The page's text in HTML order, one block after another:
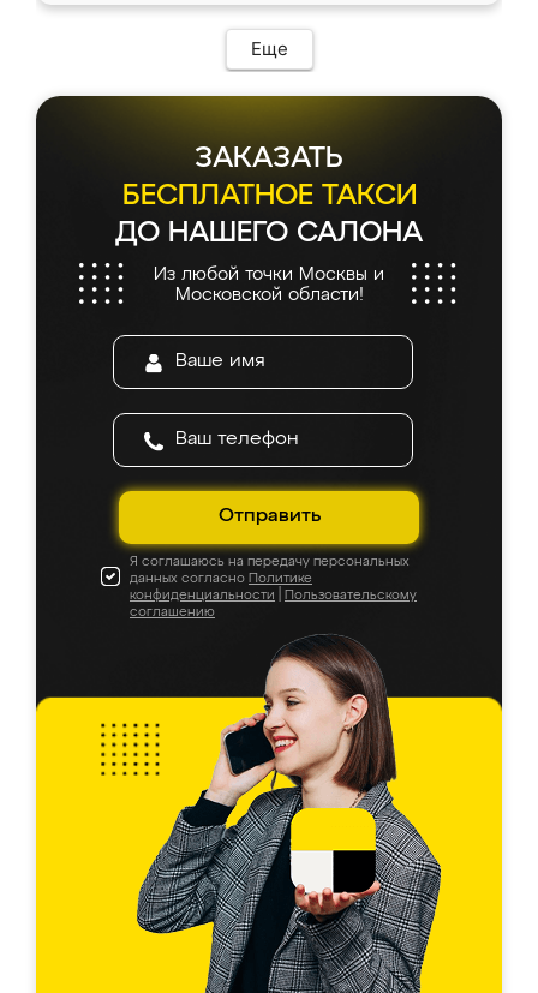
Еще
ЗАКАЗАТЬ
БЕСПЛАТНОЕ ТАКСИ
ДО НАШЕГО САЛОНА
Из любой точки Москвы и
Московской области!
Отправить
Я соглашаюсь на передачу персональных
данных согласно Политике
конфиденциальности
Пользовательскому
соглашению